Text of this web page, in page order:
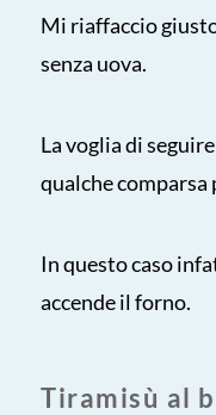
Mi riaffaccio
senza uova.
La voglia di
qualche
In questo caso
accende il forno.
Tiramisù al